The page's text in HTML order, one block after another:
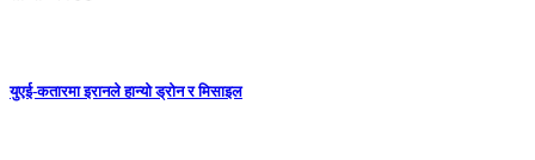
युएई-कतारमा इरानले हान्यो ड्रोन र मिसाइल